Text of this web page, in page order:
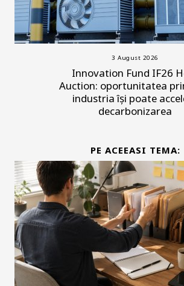
3 August 2026
Innovation Fund IF26
Auction: oportunitatea
industria își poate
decarbonizarea
PE ACEEASI TEMA: